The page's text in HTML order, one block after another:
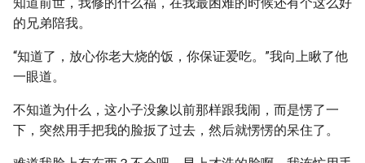
的兄弟陪我。
“知道了，放心你老大烧的饭，你保证爱吃。”我向上瞅了他
一眼道。
不知道为什么，这小子没象以前那样跟我闹，而是愣了一
下，突然用手把我的脸扳了过去，然后就愣愣的呆住了。